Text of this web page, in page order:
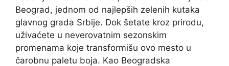
Beograd, jednom od najlepših zelenih kutaka
glavnog grada Srbije. Dok šetate kroz prirodu,
uživaćete u neverovatnim sezonskim
promenama koje transformišu ovo mesto u
čarobnu paletu boja. Kao Beogradska